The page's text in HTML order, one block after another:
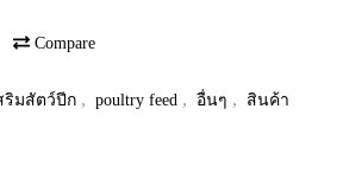
Compare
ริมสัตว์ปีก , poultry feed , อื่นๆ ,
สินค้า